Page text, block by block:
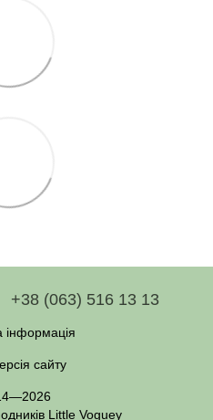
+38 (063) 516 13 13
інформація
сайту
Little Voguey